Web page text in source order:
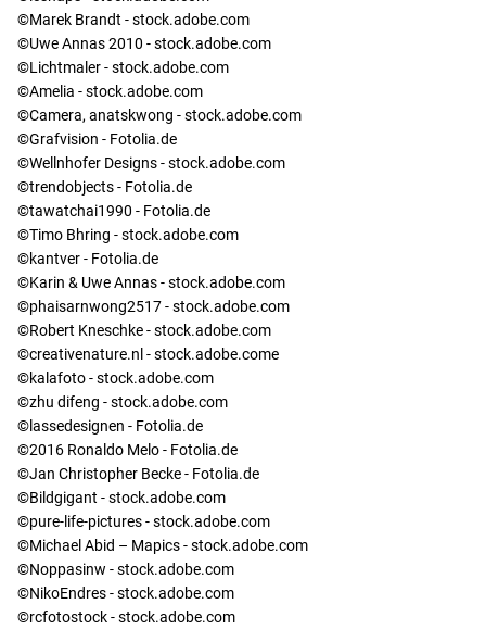
©Marek Brandt - stock.adobe.com
©Uwe Annas 2010 - stock.adobe.com
©Lichtmaler - stock.adobe.com
©Amelia - stock.adobe.com
©Camera, anatskwong - stock.adobe.com
©Grafvision - Fotolia.de
©Wellnhofer Designs - stock.adobe.com
©trendobjects - Fotolia.de
©tawatchai1990 - Fotolia.de
©Timo Bhring - stock.adobe.com
©kantver - Fotolia.de
©Karin & Uwe Annas - stock.adobe.com
©phaisarnwong2517 - stock.adobe.com
©Robert Kneschke - stock.adobe.com
©creativenature.nl - stock.adobe.come
©kalafoto - stock.adobe.com
©zhu difeng - stock.adobe.com
©lassedesignen - Fotolia.de
©2016 Ronaldo Melo - Fotolia.de
©Jan Christopher Becke - Fotolia.de
©Bildgigant - stock.adobe.com
©pure-life-pictures - stock.adobe.com
©Michael Abid – Mapics - stock.adobe.com
©Noppasinw - stock.adobe.com
©NikoEndres - stock.adobe.com
©rcfotostock - stock.adobe.com